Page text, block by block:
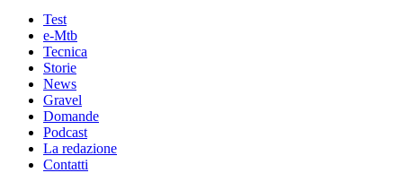
Test
e-Mtb
Tecnica
Storie
News
Gravel
Domande
Podcast
La redazione
Contatti